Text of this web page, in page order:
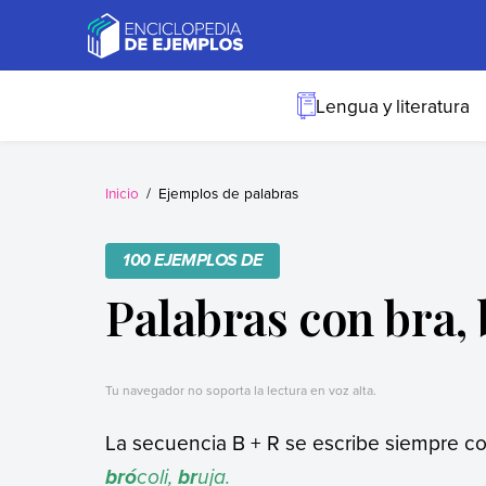
Ejemplos
Necesitas ejemplos.
Lengua y literatura
Inicio Ejemplos de palabras
100 EJEMPLOS DE
Palabras con
Tu navegador no soporta la lectura en voz alta.
La secuencia B + R se escribe siempre
brócoli, bruja.